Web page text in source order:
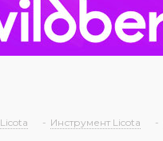
Licota - Инструмент Licota -